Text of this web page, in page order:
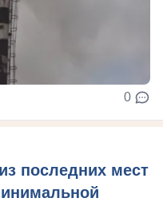
0
последних мест